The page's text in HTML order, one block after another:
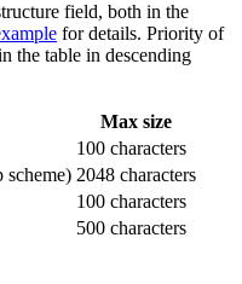
field, both in the
for details. Priority of
the table in descending
Max size
100 characters
scheme) 2048 characters
100 characters
500 characters